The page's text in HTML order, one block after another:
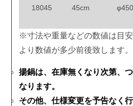
18045 45cm φ450
※寸法や重量などの数値は目
より数値が多少前後致します。
揚鍋は、在庫無くなり次第、
なります。
その他、仕様変更を予告なく